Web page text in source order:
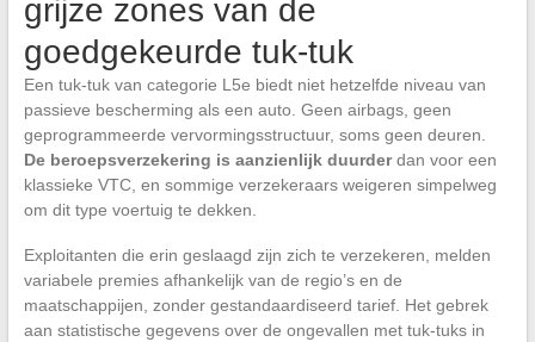
grijze zones van de
goedgekeurde tuk-tuk
Een tuk-tuk van categorie L5e biedt niet hetzelfde niveau van
passieve bescherming als een auto. Geen airbags, geen
geprogrammeerde vervormingsstructuur, soms geen deuren.
De beroepsverzekering is aanzienlijk duurderdan voor een
klassieke VTC, en sommige verzekeraars weigeren simpelweg
om dit type voertuig te dekken.
Exploitanten die erin geslaagd zijn zich te verzekeren, melden
variabele premies afhankelijk van de regio’s en de
maatschappijen, zonder gestandaardiseerd tarief. Het gebrek
aan statistische gegevens over de ongevallen met tuk-tuks in